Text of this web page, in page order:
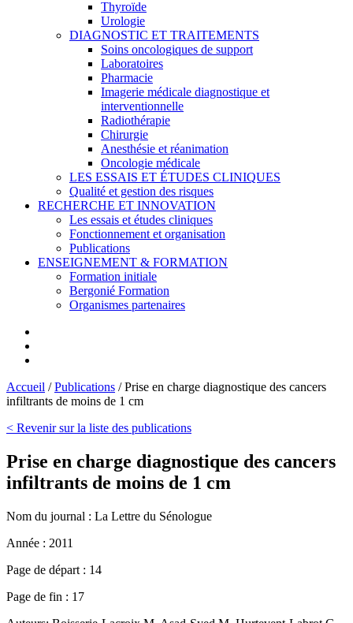
Thyroïde
Urologie
DIAGNOSTIC ET TRAITEMENTS
Soins oncologiques de support
Laboratoires
Pharmacie
Imagerie médicale diagnostique et
interventionnelle
Radiothérapie
Chirurgie
Anesthésie et réanimation
Oncologie médicale
LES ESSAIS ET ÉTUDES CLINIQUES
Qualité et gestion des risques
RECHERCHE ET INNOVATION
Les essais et études cliniques
Fonctionnement et organisation
Publications
ENSEIGNEMENT & FORMATION
Formation initiale
Bergonié Formation
Organismes partenaires
Accueil /Publications /Prise en charge diagnostique des cancers
infiltrants de moins de 1 cm
< Revenir sur la liste des publications
Prise en charge diagnostique des cancers
infiltrants de moins de 1 cm
Nom du journal : La Lettre du Sénologue
Année : 2011
Page de départ : 14
Page de fin : 17